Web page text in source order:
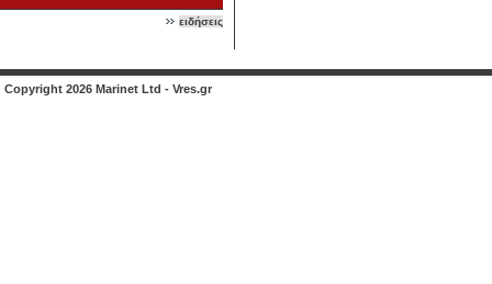
ειδήσεις
Copyright 2026 Marinet Ltd - Vres.gr